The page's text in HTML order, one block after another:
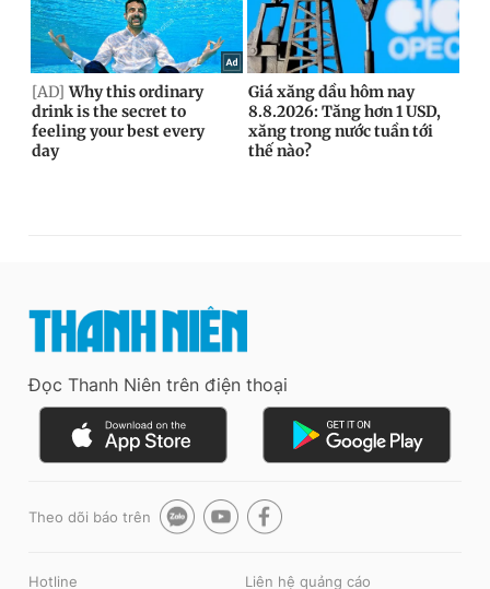
Đọc Thanh Niên trên điện thoại
Theo dõi báo trên
Hotline Liên hệ quảng cáo